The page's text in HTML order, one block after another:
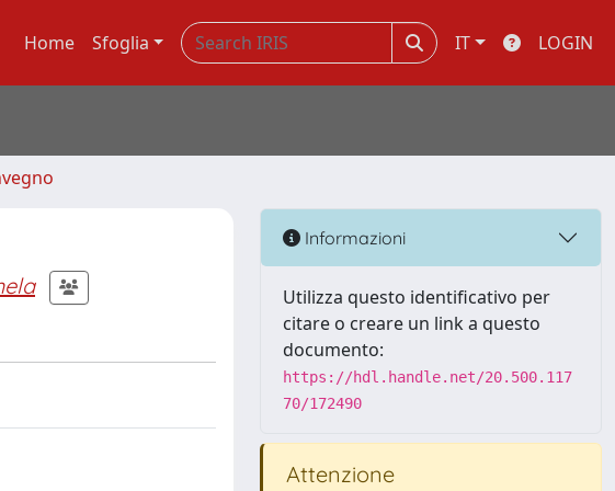
Home Sfoglia IT LOGIN
Informazioni
Utilizza questo identificativo per
citare o creare un link a questo
documento:
https://hdl.handle.net/20.500.117
70/172490
Attenzione